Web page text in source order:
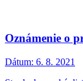
Oznámenie o
Dátum: 6. 8. 2021